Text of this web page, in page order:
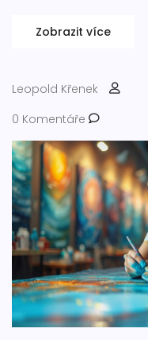
vám pomohou předejít
Zobrazit více
Leopold Křenek
0 Komentáře